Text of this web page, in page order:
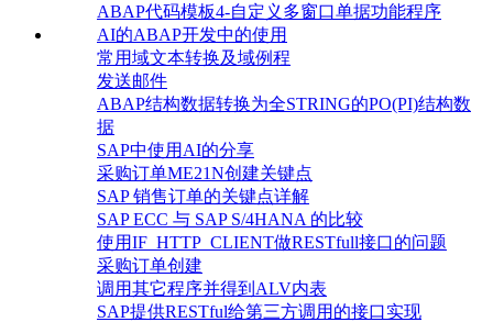
ABAP代码模板4-自定义多窗口单据功能程序
AI的ABAP开发中的使用
常用域文本转换及域例程
发送邮件
ABAP结构数据转换为全STRING的PO(PI)结构数
据
SAP中使用AI的分享
采购订单ME21N创建关键点
SAP 销售订单的关键点详解
SAP ECC 与 SAP S/4HANA 的比较
使用IF_HTTP_CLIENT做RESTfull接口的问题
采购订单创建
调用其它程序并得到ALV内表
SAP提供RESTful给第三方调用的接口实现